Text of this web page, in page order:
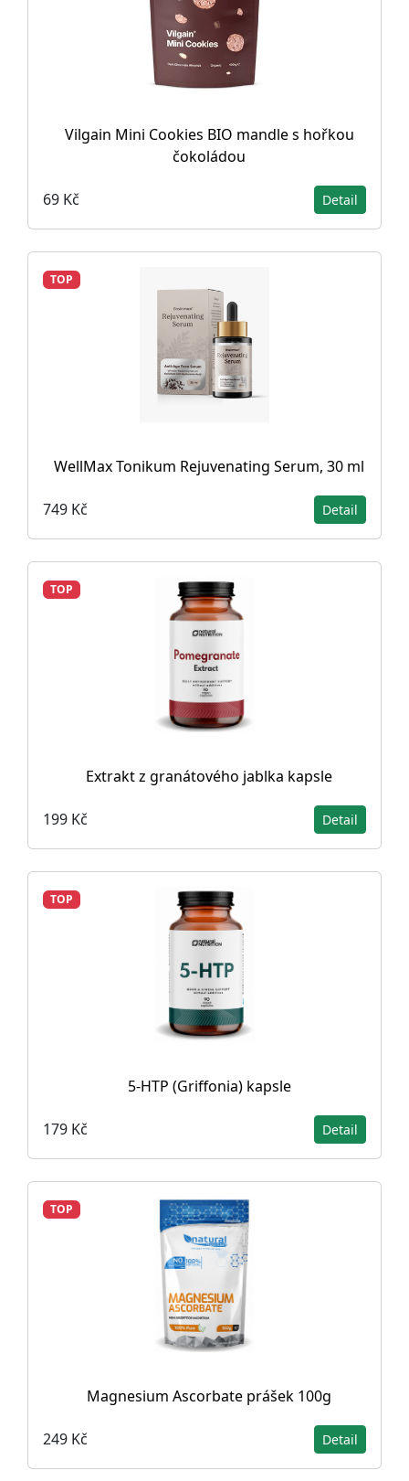
Vilgain Mini Cookies BIO mandle s hořkou
čokoládou
69 Kč Detail
TOP
WellMax Tonikum Rejuvenating Serum, 30 ml
749 Kč Detail
TOP
Extrakt z granátového jablka kapsle
199 Kč Detail
TOP
5-HTP (Griffonia) kapsle
179 Kč Detail
TOP
Magnesium Ascorbate prášek 100g
249 Kč Detail